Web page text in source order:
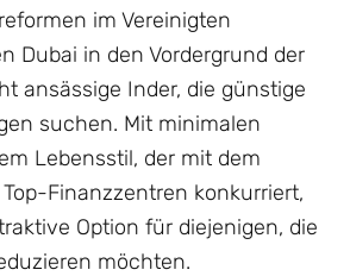
im Vereinigten
Dubai in den Vordergrund der
ansässige Inder, die günstige
suchen. Mit minimalen
Lebensstil, der mit dem
Finanzzentren konkurriert,
Option für diejenigen, die
möchten.